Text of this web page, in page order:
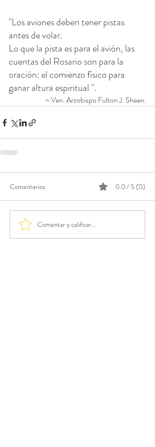
"Los aviones deben tener pistas
antes de volar.
Lo que la pista es para el avión, las
cuentas del Rosario son para la
oración: el comienzo físico para
ganar altura espiritual ".
~ Ven. Arzobispo Fulton J. Sheen.
Comentarios 0.0 / 5 (0)
Comentar y calificar...